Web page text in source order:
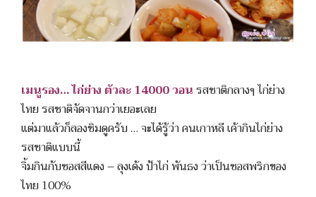
เมนูรอง… ไก่ย่าง ตัวละ 14000 วอนรสชาติกลางๆ ไก่ย่าง
ไทย รสชาติจัดจานกว่าเยอะเลย
แต่มาแล้วก็ลองชิมดูครับ … จะได้รู้ว่า คนเกาหลี เค้ากินไก่ย่าง
รสชาติแบบนี้
จิ้มกินกับซอสสีแดง – ลุงเด้ง ป้าไก่ พันธง ว่าเป็นซอสพริกของ
ไทย 100%